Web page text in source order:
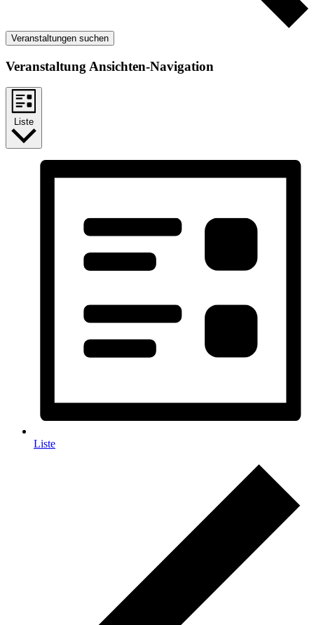
Veranstaltungen suchen
Veranstaltung Ansichten-Navigation
Liste
Liste